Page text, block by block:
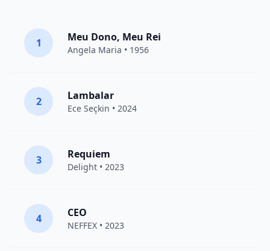
1 Meu Dono, Meu Rei
Angela Maria • 1956
2 Lambalar
Ece Seçkin • 2024
3 Requiem
Delight • 2023
4 CEO
NEFFEX • 2023